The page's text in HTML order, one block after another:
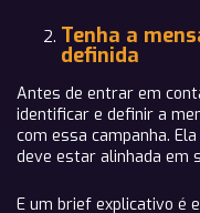
Tenha a
definida
Antes de entrar em
identificar e definir a
com essa campanha.
deve estar alinhada em
E um brief explicativo é